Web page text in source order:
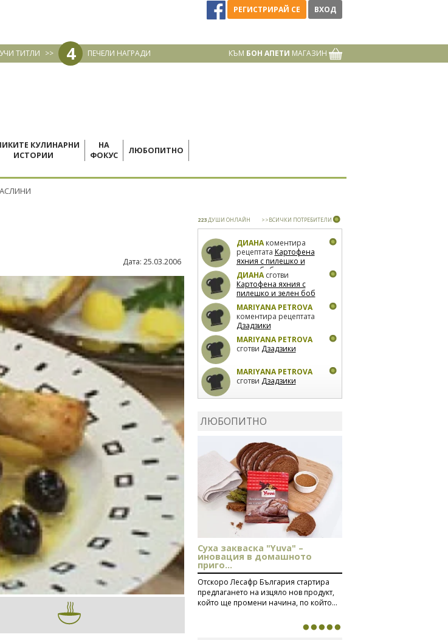
РЕГИСТРИРАЙ СЕ ВХОД
ТИТЛИ >> 4 ПЕЧЕЛИ НАГРАДИ КЪМ БОН АПЕТИ МАГАЗИН
КУЛИНАРНИ
ИСТОРИИ
НА
ФОКУС
ЛЮБОПИТНО
Дата: 25.03.2006
223ДУШИ ОНЛАЙН >>ВСИЧКИ ПОТРЕБИТЕЛИ
ДИАНАкоментира
рецептата Картофена
яхния с пилешко и
зелен боб
ДИАНАсготви
Картофена яхния с
пилешко и зелен боб
MARIYANA PETROVA
коментира рецептата
Дзадзики
MARIYANA PETROVA
сготви Дзадзики
MARIYANA PETROVA
сготви Дзадзики
фурна
рецептатаСвински
ребра с печени
картофи
ЛЮБОПИТНО
Суха закваска "Yuva" –
иновация в домашното
приго...
Отскоро Лесафр България стартира
предлагането на изцяло нов продукт,
който ще промени начина, по който...